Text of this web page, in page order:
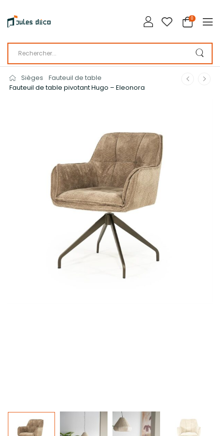
0
Sièges
Fauteuil de table
Fauteuil de table pivotant Hugo – Eleonora